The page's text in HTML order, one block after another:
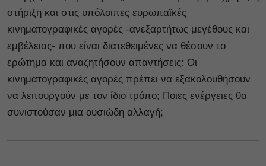
στήριξη και στις υπόλοιπες ευρωπαϊκές
κινηματογραφικές αγορές -ανεξαρτήτως μεγέθους και
εμβέλειας- που είναι διατεθειμένες να θέσουν το
ερώτημα και αναζητήσουν απαντήσεις: Οι
κινηματογραφικές αγορές πρέπει να εξακολουθήσουν
να λειτουργούν με τον ίδιο τρόπο; Ποιες ενέργειες θα
συνιστούσαν μια ουσιώδη αλλαγή;